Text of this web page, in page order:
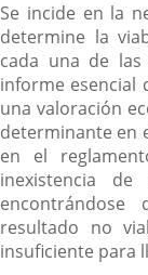
Se incide en la
determine la
cada una de
informe esencial
una valoración
determinante en
en el
inexistencia
resultado no
insuficiente para